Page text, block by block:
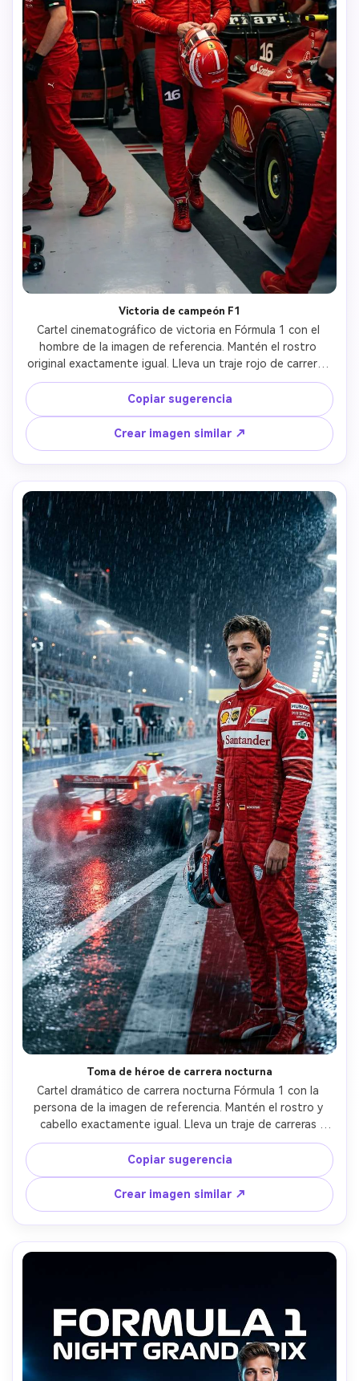
Victoria de campeón F1
Cartel cinematográfico de victoria en Fórmula 1 con el
hombre de la imagen de referencia. Mantén el rostro
original exactamente igual. Lleva un traje rojo de carreras
Ferrari F1 con logotipos de patrocinadores como Shell,
Puma y Ray-Ban. Está de pie en un podio de carreras
levantando un trofeo dorado en celebración. Detrás, un
auto Ferrari F1 está aparcado con humo saliendo de los
neumáticos. Confeti y luces brillantes llenan el fondo.
Iluminación deportiva dramática, detalle ultra realista,
escena épica de victoria de motorsport, fotografía
profesional deportiva, resolución 8K.
Copiar sugerencia
Crear imagen similar ↗
Toma de héroe de carrera nocturna
Cartel dramático de carrera nocturna Fórmula 1 con la
persona de la imagen de referencia. Mantén el rostro y
cabello exactamente igual. Lleva un traje de carreras
Ferrari y está de pie con confianza junto a un auto Ferrari
F1 brillante en una pista mojada de noche. Reflejos de
luces de neón se deslizan por el asfalto mientras el humo
de neumáticos rodea el auto. Iluminación cinematográfica,
ambiente intenso de motorsport, render ultra realista,
diseño profesional de cartel de carreras, resolución 8K.
Copiar sugerencia
Crear imagen similar ↗